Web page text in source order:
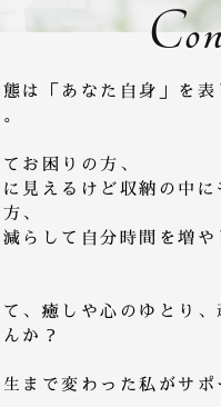
は「あなた自身」を表
お困りの方、
見えるけど収納の中に
、
らして自分時間を増や
、癒しや心のゆとり、
か？
まで変わった私がサポ